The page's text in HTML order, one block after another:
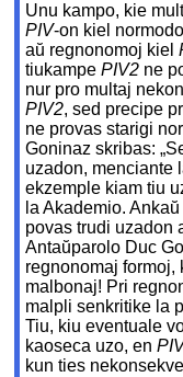
Unu kampo, kie
PIV-on kiel
aŭ regnonomoj kiel
tiukampePIV2 ne
nur pro multaj
PIV2, sed precipe
ne provas starigi
Goninaz skribas:
uzadon, menciante
ekzemple kiam tiu
la Akademio.
povas trudi uzadon
Antaŭparolo Duc
regnonomaj
malbonaj! Pri
malpli senkritike la
Tiu, kiu eventuale
kaoseca uzo, en
kun ties